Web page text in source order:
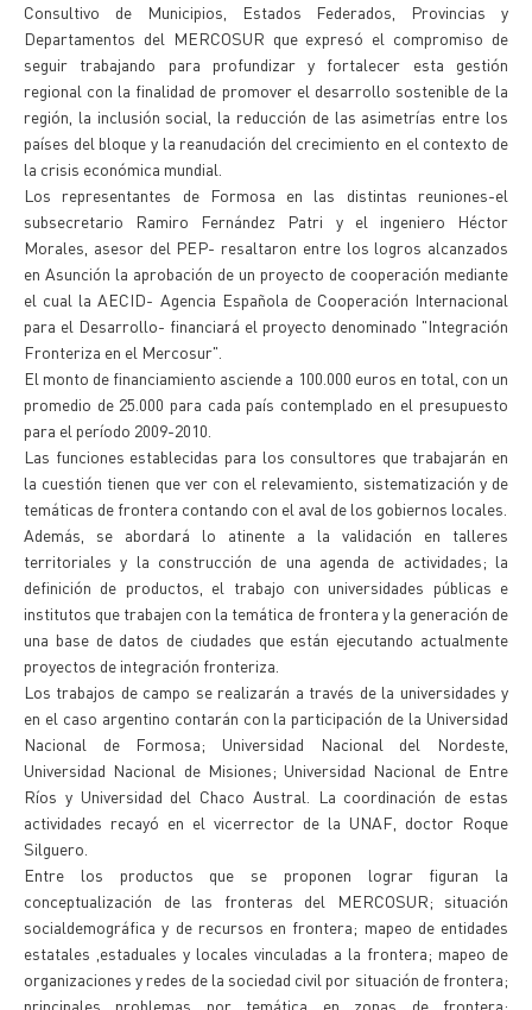
Consultivo de Municipios, Estados Federados, Provincias y
Departamentos del MERCOSUR que expresó el compromiso de
seguir trabajando para profundizar y fortalecer esta gestión
regional con la finalidad de promover el desarrollo sostenible de la
región, la inclusión social, la reducción de las asimetrías entre los
países del bloque y la reanudación del crecimiento en el contexto de
la crisis económica mundial.
Los representantes de Formosa en las distintas reuniones-el
subsecretario Ramiro Fernández Patri y el ingeniero Héctor
Morales, asesor del PEP- resaltaron entre los logros alcanzados
en Asunción la aprobación de un proyecto de cooperación mediante
el cual la AECID- Agencia Española de Cooperación Internacional
para el Desarrollo- financiará el proyecto denominado "Integración
Fronteriza en el Mercosur".
El monto de financiamiento asciende a 100.000 euros en total, con un
promedio de 25.000 para cada país contemplado en el presupuesto
para el período 2009-2010.
Las funciones establecidas para los consultores que trabajarán en
la cuestión tienen que ver con el relevamiento, sistematización y de
temáticas de frontera contando con el aval de los gobiernos locales.
Además, se abordará lo atinente a la validación en talleres
territoriales y la construcción de una agenda de actividades; la
definición de productos, el trabajo con universidades públicas e
institutos que trabajen con la temática de frontera y la generación de
una base de datos de ciudades que están ejecutando actualmente
proyectos de integración fronteriza.
Los trabajos de campo se realizarán a través de la universidades y
en el caso argentino contarán con la participación de la Universidad
Nacional de Formosa; Universidad Nacional del Nordeste,
Universidad Nacional de Misiones; Universidad Nacional de Entre
Ríos y Universidad del Chaco Austral. La coordinación de estas
actividades recayó en el vicerrector de la UNAF, doctor Roque
Silguero.
Entre los productos que se proponen lograr figuran la
conceptualización de las fronteras del MERCOSUR; situación
socialdemográfica y de recursos en frontera; mapeo de entidades
estatales ,estaduales y locales vinculadas a la frontera; mapeo de
organizaciones y redes de la sociedad civil por situación de frontera;
principales problemas por temática en zonas de frontera;